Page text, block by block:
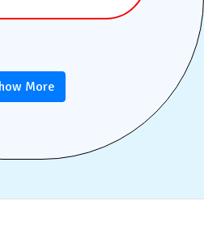
More